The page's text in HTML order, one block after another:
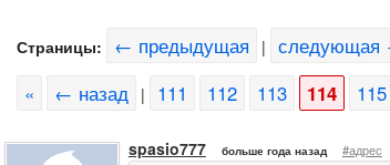
Страницы: ← предыдущая | следующая
«
← назад | 111 112 113 114 115
spasio777 больше года назад #адрес